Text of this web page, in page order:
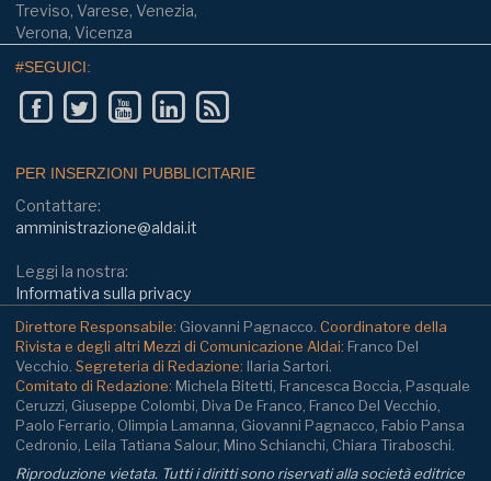
Treviso, Varese, Venezia,
Verona, Vicenza
#SEGUICI:
PER INSERZIONI PUBBLICITARIE
Contattare:
amministrazione@aldai.it
Leggi la nostra:
Informativa sulla privacy
Direttore Responsabile: Giovanni Pagnacco. Coordinatore della
Rivista e degli altri Mezzi di Comunicazione Aldai: Franco Del
Vecchio. Segreteria di Redazione: Ilaria Sartori.
Comitato di Redazione: Michela Bitetti, Francesca Boccia, Pasquale
Ceruzzi, Giuseppe Colombi, Diva De Franco, Franco Del Vecchio,
Paolo Ferrario, Olimpia Lamanna, Giovanni Pagnacco, Fabio Pansa
Cedronio, Leila Tatiana Salour, Mino Schianchi, Chiara Tiraboschi.
Riproduzione vietata. Tutti i diritti sono riservati alla società editrice